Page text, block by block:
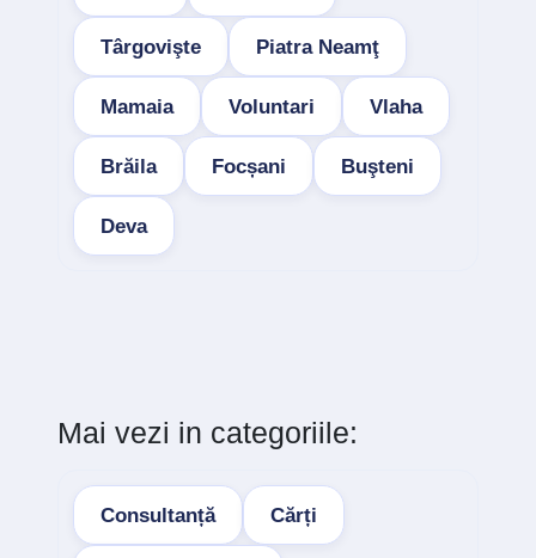
Târgovişte Piatra Neamţ
Mamaia Voluntari Vlaha
Brăila Focșani Buşteni
Deva
Mai vezi in categoriile:
Consultanță Cărți